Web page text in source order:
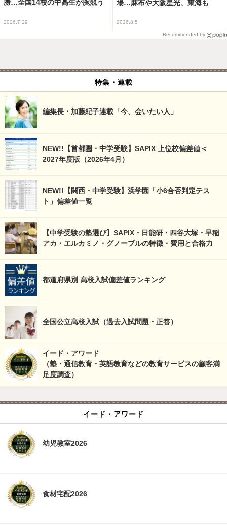
勝…全国14校の中高生が腕競う
2026.7.29
場…麻布や大阪星光、東海も
2026.8.5
Recommended by
特集・連載
編集長・加藤紀子連載「今、会いたい人」
NEW!!【首都圏・中学受験】SAPIX 上位校偏差値＜
2027年度版（2026年4月）
NEW!!【関西・中学受験】浜学園「小6合否判定テス
ト」偏差値一覧
【中学受験の塾選び】SAPIX・日能研・四谷大塚・早稲
アカ・エルカミノ・グノーブルの特徴・費用と合格力
都道府県別 高校入試偏差値ランキング
全国公立高校入試（過去入試問題・正答）
イード・アワード
（塾・通信教育・英語教育などの教育サービスの顧客満
足度調査）
イード・アワード
幼児教室2026
食材宅配2026